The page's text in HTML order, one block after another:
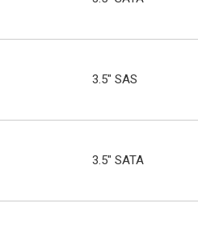
3.5" SAS
3.5" SATA